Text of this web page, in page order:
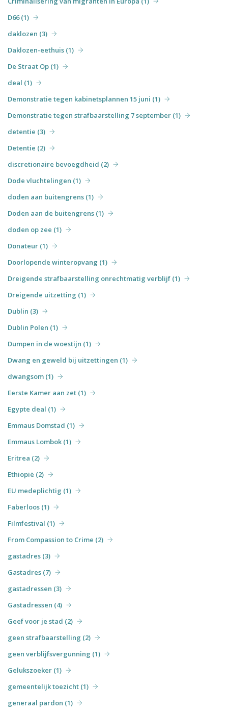
D66 (1)
daklozen (3)
Daklozen-eethuis (1)
De Straat Op (1)
deal (1)
Demonstratie tegen kabinetsplannen 15 juni (1)
Demonstratie tegen strafbaarstelling 7 september (1)
detentie (3)
Detentie (2)
discretionaire bevoegdheid (2)
Dode vluchtelingen (1)
doden aan buitengrens (1)
Doden aan de buitengrens (1)
doden op zee (1)
Donateur (1)
Doorlopende winteropvang (1)
Dreigende strafbaarstelling onrechtmatig verblijf (1)
Dreigende uitzetting (1)
Dublin (3)
Dublin Polen (1)
Dumpen in de woestijn (1)
Dwang en geweld bij uitzettingen (1)
dwangsom (1)
Eerste Kamer aan zet (1)
Egypte deal (1)
Emmaus Domstad (1)
Emmaus Lombok (1)
Eritrea (2)
Ethiopië (2)
EU medeplichtig (1)
Faberloos (1)
Filmfestival (1)
From Compassion to Crime (2)
gastadres (3)
Gastadres (7)
gastadressen (3)
Gastadressen (4)
Geef voor je stad (2)
geen strafbaarstelling (2)
geen verblijfsvergunning (1)
Gelukszoeker (1)
gemeentelijk toezicht (1)
generaal pardon (1)